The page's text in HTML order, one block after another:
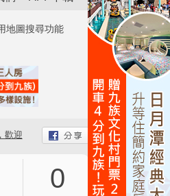
地圖搜尋功能
歡迎
0